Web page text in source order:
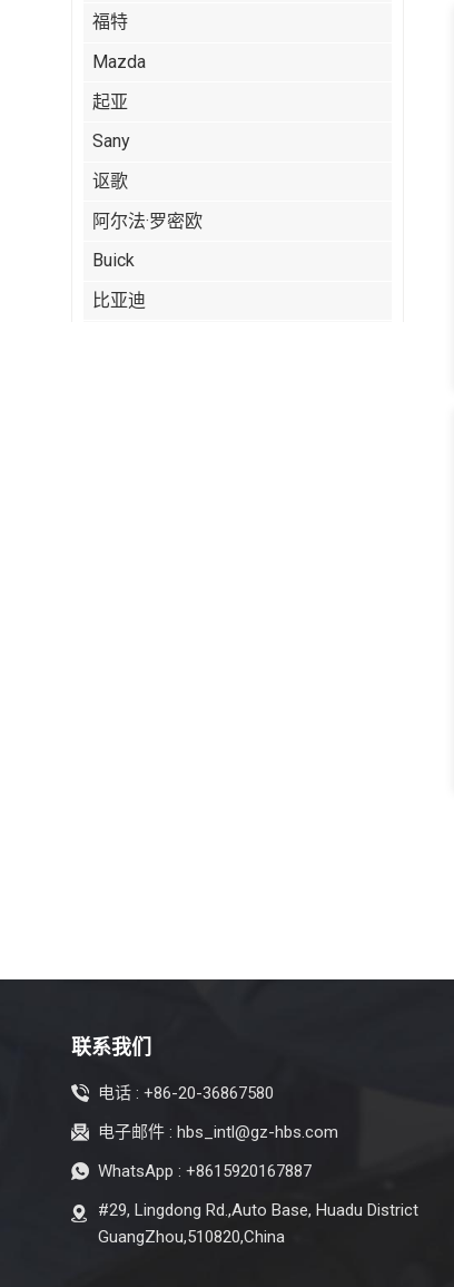
福特
Mazda
起亚
Sany
讴歌
阿尔法·罗密欧
Buick
比亚迪
金杯
江淮
江铃
Sinotruk
XCMG
Aion
联系我们
电话 : +86-20-36867580
电子邮件 : hbs_intl@gz-hbs.com
WhatsApp : +8615920167887
#29, Lingdong Rd.,Auto Base, Huadu District
GuangZhou,510820,China